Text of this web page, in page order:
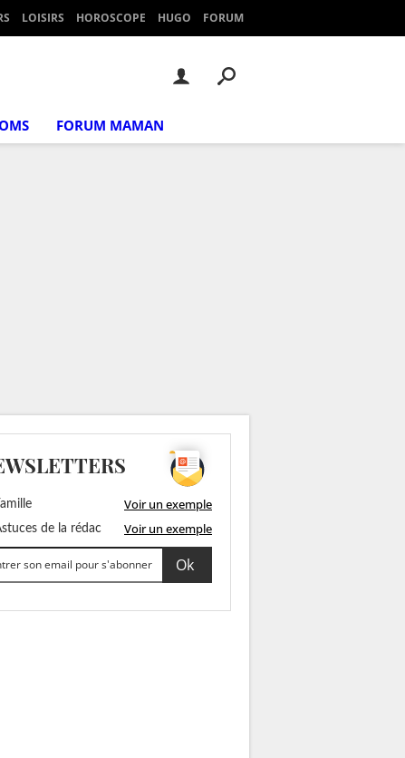
LOISIRS HOROSCOPE HUGO FORUM
FORUM MAMAN
Voir un exemple
de la rédac Voir un exemple